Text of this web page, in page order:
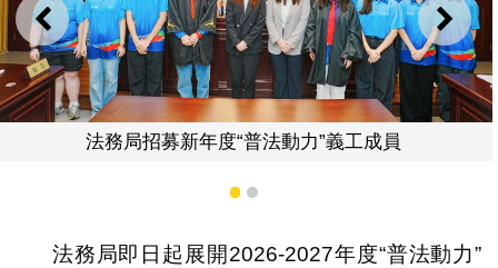
上一則 下一
度“普法動力”義工成員
1 2
法務局即日起展開2026-2027年度“普法動力”